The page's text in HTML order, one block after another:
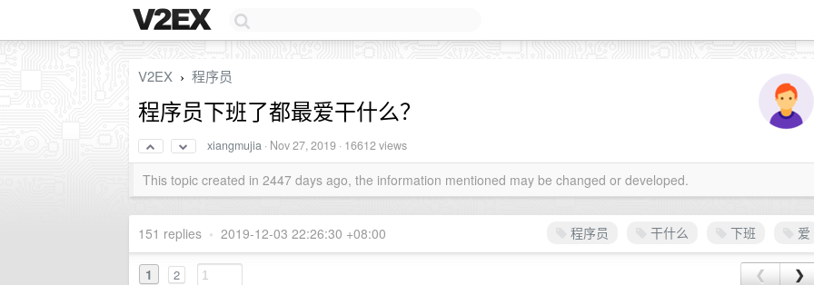
V2EX › 程序员
程序员下班了都最爱干什么？
xiangmujia · Nov 27, 2019 · 16612 views
This topic created in 2447 days ago, the information mentioned may be changed or developed.
程序员 干什么 下班 爱
151 replies • 2019-12-03 22:26:30 +08:00
1 2 ❮ ❯